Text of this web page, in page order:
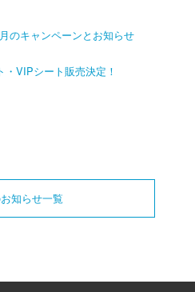
のキャンペーンとお知らせ
VIPシート販売決定！
知らせ一覧